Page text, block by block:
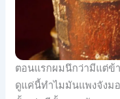
ตอนแรกผมนึกว่ามีแต่ข้
ดูแค่นี้ทำไมมันแพงจังม